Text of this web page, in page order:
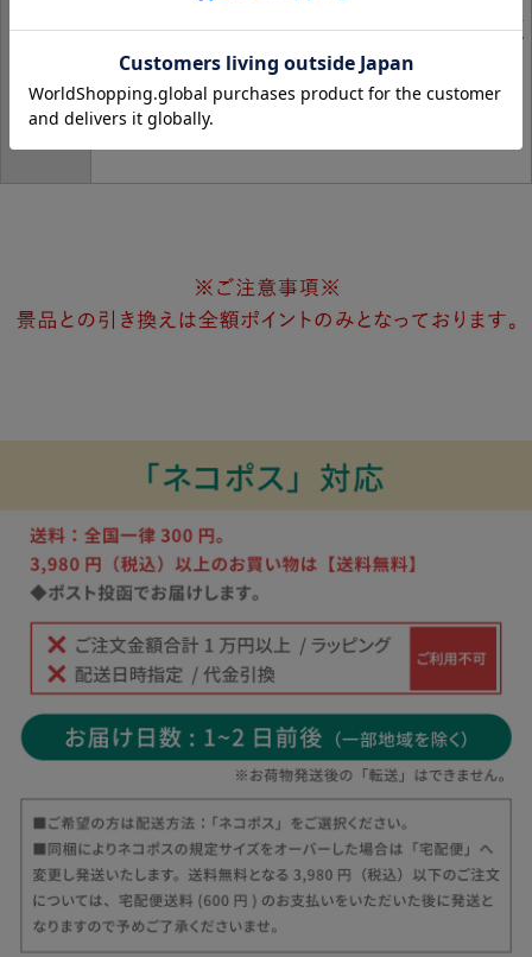
リが付くことがございます。これらは使
用するにつれ、自然と馴染んでまいりま
すので、ご安心ください。